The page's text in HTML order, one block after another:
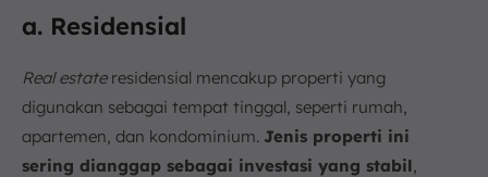
a. Residensial
Real estateresidensial mencakup properti yang
digunakan sebagai tempat tinggal, seperti rumah,
apartemen, dan kondominium. Jenis properti ini
sering dianggap sebagai investasi yang stabil